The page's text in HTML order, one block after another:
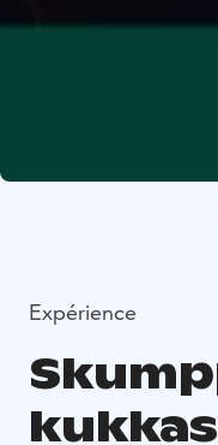
Expérience